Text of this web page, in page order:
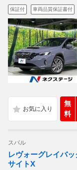
保証付 車両品質保証書付
無
料
スバル
レヴォーグレイバ
サイトX